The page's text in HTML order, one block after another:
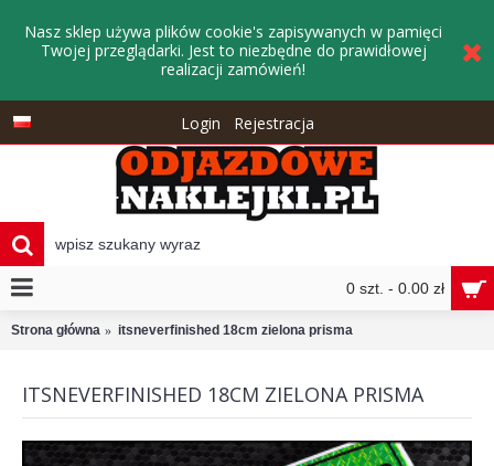
Nasz sklep używa plików cookie's zapisywanych w pamięci
Twojej przeglądarki. Jest to niezbędne do prawidłowej
realizacji zamówień!
Login Rejestracja
0 szt. - 0.00 zł
Strona główna itsneverfinished 18cm zielona prisma
ITSNEVERFINISHED 18CM ZIELONA PRISMA